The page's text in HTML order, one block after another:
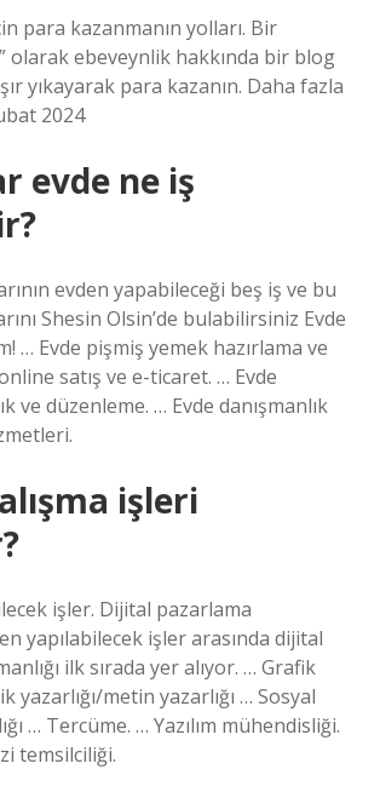
para kazanmanın yolları. Bir
olarak ebeveynlik hakkında bir blog
yıkayarak para kazanın. Daha fazla
2024
evde ne iş
evden yapabileceği beş iş ve bu
Shesin Olsin’de bulabilirsiniz Evde
… Evde pişmiş yemek hazırlama ve
satış ve e-ticaret. … Evde
ve düzenleme. … Evde danışmanlık
işleri
işler. Dijital pazarlama
yapılabilecek işler arasında dijital
ilk sırada yer alıyor. … Grafik
yazarlığı/metin yazarlığı … Sosyal
… Tercüme. … Yazılım mühendisliği.
temsilciliği.